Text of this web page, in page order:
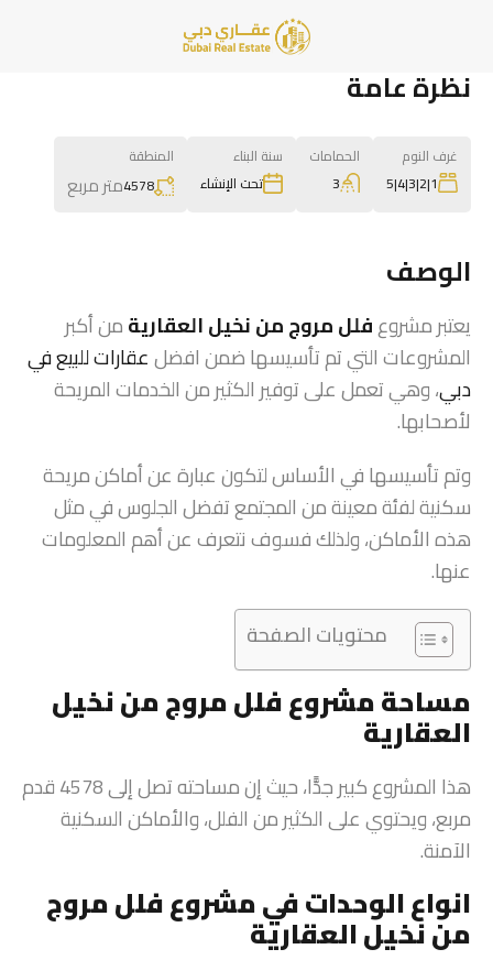
نظرة عامة
غرف النوم
1|2|3|4|5
الحمامات
3
سنة البناء
تحت الإنشاء
المنطقة
4578متر مربع
الوصف
يعتبر مشروعفلل مروج من نخيل العقاريةمن أكبر
المشروعات التي تم تأسيسها ضمن افضلعقارات للبيع في
دبي، وهي تعمل على توفير الكثير من الخدمات المريحة
لأصحابها.
وتم تأسيسها في الأساس لتكون عبارة عن أماكن مريحة
سكنية لفئة معينة من المجتمع تفضل الجلوس في مثل
هذه الأماكن، ولذلك فسوف نتعرف عن أهم المعلومات
عنها.
محتويات الصفحة
مساحة مشروع فلل مروج من نخيل
العقارية
هذا المشروع كبير جدًّا، حيث إن مساحته تصل إلى 4578 قدم
مربع، ويحتوي على الكثير من الفلل، والأماكن السكنية
الآمنة.
انواع الوحدات في مشروع فلل مروج
من نخيل العقارية